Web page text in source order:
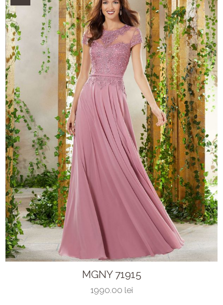
MGNY 71915
1990.00 lei